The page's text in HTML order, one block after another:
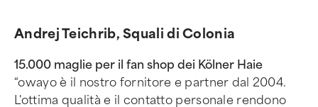
Andrej Teichrib, Squali di Colonia
15.000 maglie per il fan shop dei Kölner Haie
“owayo è il nostro fornitore e partner dal 2004.
L'ottima qualità e il contatto personale rendono